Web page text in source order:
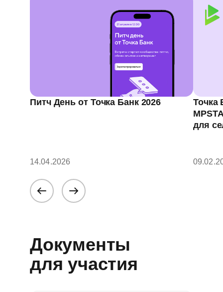
Питч День от Точка Банк 2026
14.04.2026
Точка
для
LET'S
GO!
LET'S
GO!
Документы
для участия